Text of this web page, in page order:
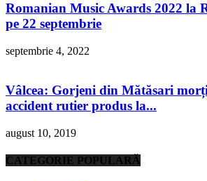
Romanian Music Awards 2022 la
pe 22 septembrie
septembrie 4, 2022
Vâlcea: Gorjeni din Mătăsari
accident rutier produs la...
august 10, 2019
CATEGORIE POPULARĂ